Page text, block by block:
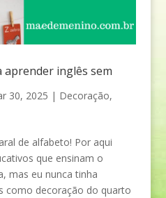
aprender inglês sem
30, 2025 | Decoração,
de alfabeto! Por aqui
que ensinam o
mas eu nunca tinha
como decoração do quarto